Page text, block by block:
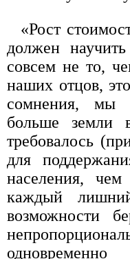
«Рост
должен
совсем не то,
наших отцов,
сомнения, мы
больше земли
требовалось
для
населения,
каждый
возможности